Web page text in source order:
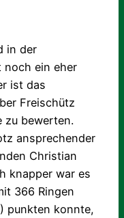
in der
noch ein eher
ist das
Freischütz
zu bewerten.
ansprechender
Christian
knapper war es
366 Ringen
punkten konnte,